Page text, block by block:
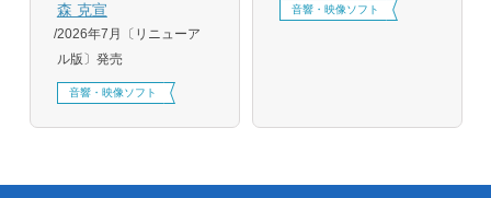
森 克宣
2026年7月〔リニューア
ル版〕発売
音響・映像ソフト
音響・映像ソフト